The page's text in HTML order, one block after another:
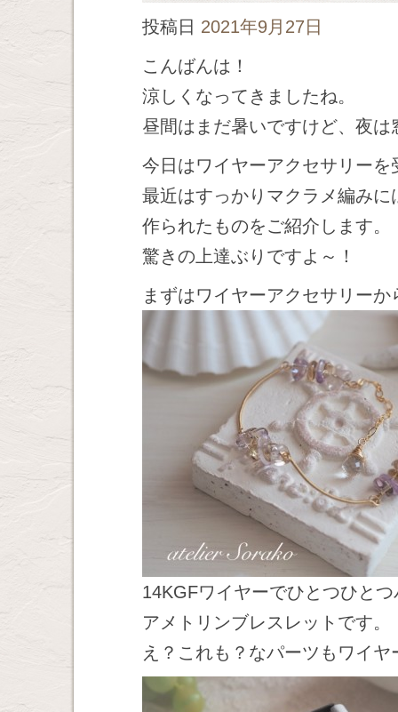
投稿日 2021年9月27日
こんばんは！
涼しくなってきましたね。
昼間はまだ暑いですけど、夜
今日はワイヤーアクセサリーを
最近はすっかりマクラメ編みに
作られたものをご紹介します。
驚きの上達ぶりですよ～！
まずはワイヤーアクセサリーか
14KGFワイヤーでひとつひと
アメトリンブレスレットです。
え？これも？なパーツもワイ